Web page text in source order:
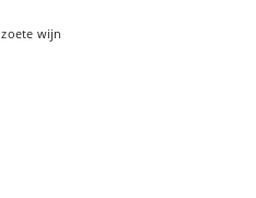
zoete wijn